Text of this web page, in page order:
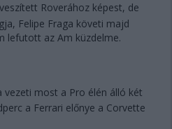
Roverához képest, de
Felipe Fraga követi majd
lefutott az Am küzdelme.
vezeti most a Pro élén álló két
a Ferrari előnye a Corvette